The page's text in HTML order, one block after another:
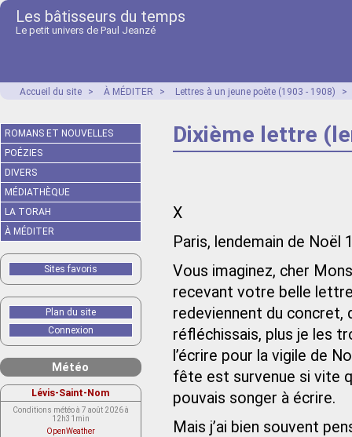
Les bâtisseurs du temps
Le petit univers de Paul Jeanzé
Accueil du site > À MÉDITER > Lettres à un jeune poète (1903 - 1908) >
Dixième lettre
X
Paris, lendemain de Noël
Vous imaginez, cher
recevant votre belle
redeviennent du concret,
réfléchissais, plus je les
l’écrire pour la vigile de
fête est survenue si vite
pouvais songer à écrire.
Mais j’ai bien souvent
ROMANS ET NOUVELLES
POÉZIES
DIVERS
MÉDIATHÈQUE
LA TORAH
À MÉDITER
Sites favoris
Plan du site
Connexion
Météo
Lévis-Saint-Nom
Conditions météo à 7 août 2026 à
12h31min
OpenWeather